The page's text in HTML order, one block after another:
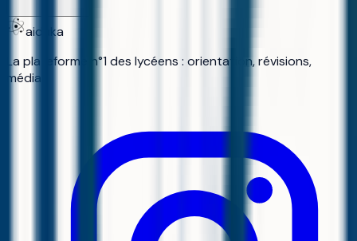
aiduka
La plateforme n°1 des lycéens : orientation, révisions,
média.